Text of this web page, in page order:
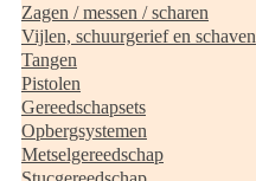
Zagen / messen / scharen
Vijlen, schuurgerief en schaven
Tangen
Pistolen
Gereedschapsets
Opbergsystemen
Metselgereedschap